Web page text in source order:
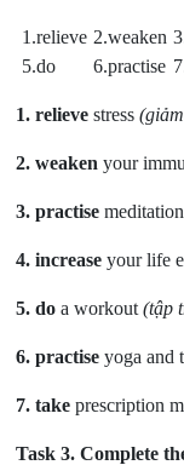
1.relieve 2.weaken
5.do
6.practise
1. relieve stress
2. weaken your
3. practise meditation
4. increase your life
5. do a workout(tập
6. practise yoga and
7. take prescription
Task 3. Complete